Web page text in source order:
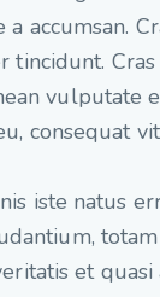
a accumsan.
vulputate
consequat
iste natus
et quasi